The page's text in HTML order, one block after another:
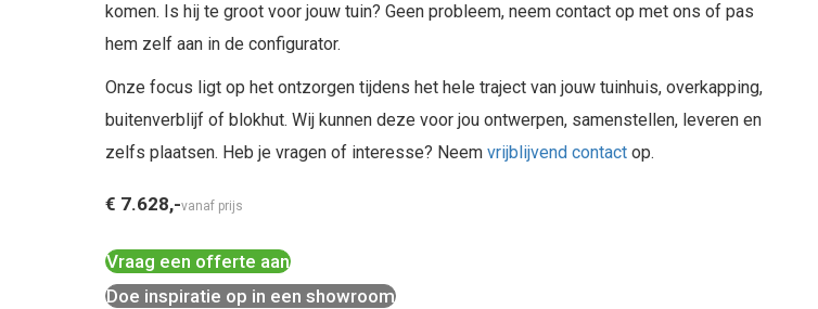
komen. Is hij te groot voor jouw tuin? Geen probleem, neem contact op met ons of pas
hem zelf aan in de configurator.
Onze focus ligt op het ontzorgen tijdens het hele traject van jouw tuinhuis, overkapping,
buitenverblijf of blokhut. Wij kunnen deze voor jou ontwerpen, samenstellen, leveren en
zelfs plaatsen. Heb je vragen of interesse? Neem vrijblijvend contact op.
€ 7.628,-vanaf prijs
Vraag een offerte aan
Doe inspiratie op in een showroom